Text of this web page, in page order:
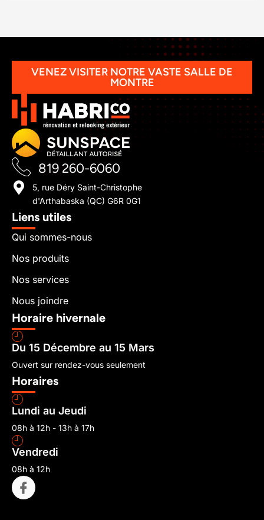
VENEZ VISITER NOTRE VASTE SALLE DE
MONTRE
819 260-6060
5, rue Déry Saint-Christophe
d'Arthabaska (QC) G6R 0G1
Liens utiles
Qui sommes-nous
Nos produits
Nos services
Nous joindre
Horaire hivernale
Du 15 Décembre au 15 Mars
Ouvert sur rendez-vous seulement
Horaires
Lundi au Jeudi
08h à 12h - 13h à 17h
Vendredi
08h à 12h
I
c